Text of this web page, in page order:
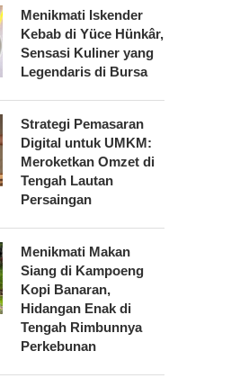
Menikmati Iskender
Kebab di Yüce Hünkâr,
Sensasi Kuliner yang
Legendaris di Bursa
Strategi Pemasaran
Digital untuk UMKM:
Meroketkan Omzet di
Tengah Lautan
Persaingan
Menikmati Makan
Siang di Kampoeng
Kopi Banaran,
Hidangan Enak di
Tengah Rimbunnya
Perkebunan